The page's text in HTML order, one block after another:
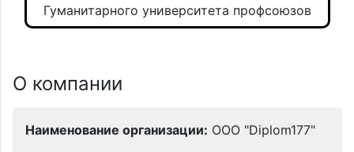
Гуманитарного университета профсоюзов
О компании
Наименование организации: ООО "Diplom177"